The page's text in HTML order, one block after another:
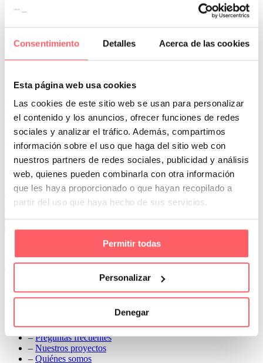
Consentimiento Detalles Acerca de las cookies
Esta página web usa cookies
Las cookies de este sitio web se usan para personalizar
el contenido y los anuncios, ofrecer funciones de redes
sociales y analizar el tráfico. Además, compartimos
información sobre el uso que haga del sitio web con
nuestros partners de redes sociales, publicidad y análisis
web, quienes pueden combinarla con otra información
que les haya proporcionado o que hayan recopilado a
partir del uso que haya hecho de sus servicios.
Permitir todas
Personalizar
Denegar
Contacto

2 julio, 2026 COMPLEMENTOS ESTILO CLÁSICO ESTILO
Cuidamos mucho la selección de nuestros muestrarios. Para poder
ofrecer a nuestros clientes la mejor relación calidad precio y
adecuarnos a sus necesidades. Mas ligeros, fuertes, paleta con
diferentes tonos y colores
Prev
Next
Conoce Cortinas Sanmar
c/ Madrid nº 87 Local 1 y 5 28970 Madrid
91 498 08 97
699 241 888
info@cortinassanmar.es
VER CATÁLOGO
Nuestros servicios
Servicios personalizados
–Qué y cómo lo hacemos
–Preguntas frecuentes
– Nuestros proyectos
– Quiénes somos